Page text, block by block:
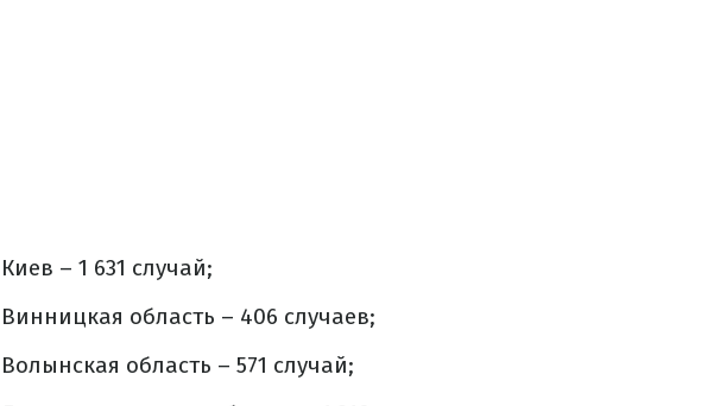
Киев – 1 631 случай;
Винницкая область – 406 случаев;
Волынская область – 571 случай;